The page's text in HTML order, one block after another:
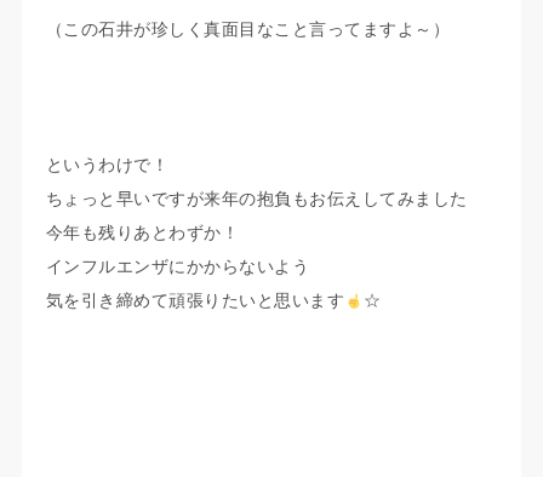
（この石井が珍しく真面目なこと言ってますよ～）
というわけで！
ちょっと早いですが来年の抱負もお伝えしてみました
今年も残りあとわずか！
インフルエンザにかからないよう
気を引き締めて頑張りたいと思います
☆